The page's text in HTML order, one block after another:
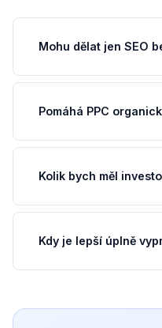
Mohu dělat jen SEO
Pomáhá PPC
Kolik bych měl
Kdy je lepší úplně